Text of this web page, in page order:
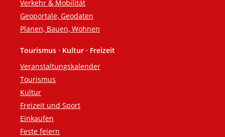
Verkehr & Mobilität
Geoportale, Geodaten
Planen, Bauen, Wohnen
Tourismus · Kultur · Freizeit
Veranstaltungskalender
Tourismus
Kultur
Freizeit und Sport
Einkaufen
Feste feiern